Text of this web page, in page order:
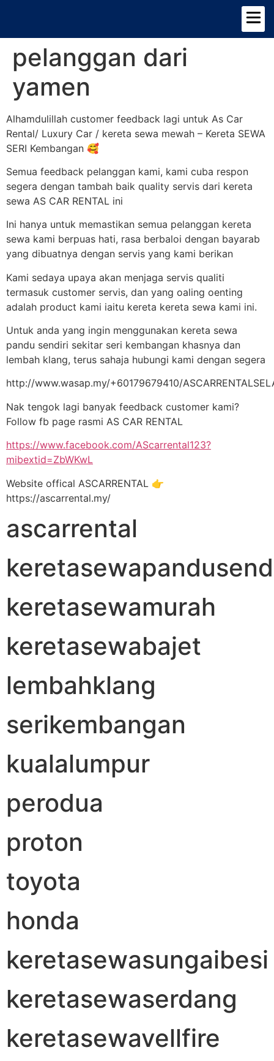
pelanggan dari
yamen
Alhamdulillah customer feedback lagi untuk As Car
Rental/ Luxury Car / kereta sewa mewah – Kereta SEWA
SERI Kembangan 🥰
Semua feedback pelanggan kami, kami cuba respon
segera dengan tambah baik quality servis dari kereta
sewa AS CAR RENTAL ini
Ini hanya untuk memastikan semua pelanggan kereta
sewa kami berpuas hati, rasa berbaloi dengan bayarab
yang dibuatnya dengan servis yang kami berikan
Kami sedaya upaya akan menjaga servis qualiti
termasuk customer servis, dan yang oaling oenting
adalah product kami iaitu kereta kereta sewa kami ini.
Untuk anda yang ingin menggunakan kereta sewa
pandu sendiri sekitar seri kembangan khasnya dan
lembah klang, terus sahaja hubungi kami dengan segera
http://www.wasap.my/+60179679410/
Nak tengok lagi banyak feedback customer kami?
Follow fb page rasmi AS CAR RENTAL
https://www.facebook.com/AScarrental123?
mibextid=ZbWKwL
Website offical ASCARRENTAL 👉
https://ascarrental.my/
ascarrental
keretasewamurah
keretasewabajet
lembahklang
serikembangan
kualalumpur
perodua
proton
toyota
honda
keretasewasungaibesi
keretasewaserdang
keretasewavellfire